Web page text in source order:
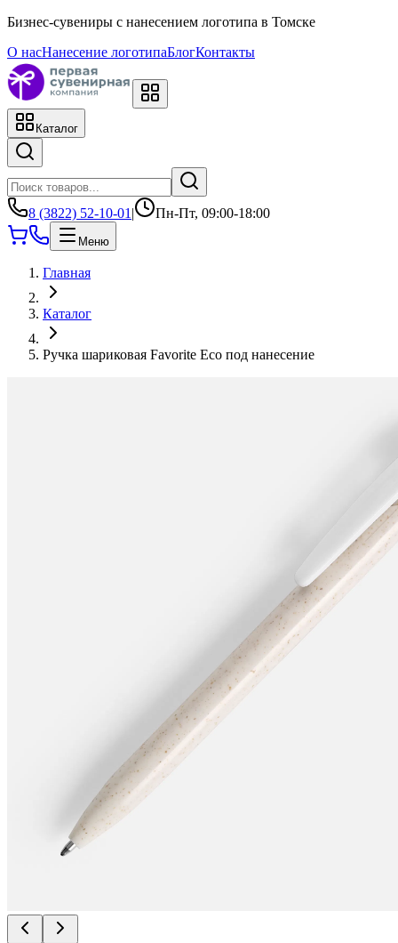
Бизнес-сувениры с нанесением логотипа в Томске
О насНанесение логотипаБлогКонтакты
Каталог
8 (3822) 52-10-01 | Пн-Пт, 09:00-18:00
Меню
Главная
Каталог
Ручка шариковая Favorite Eco под нанесение